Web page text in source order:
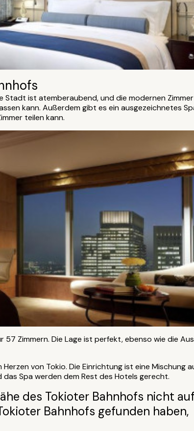
Stadt ist atemberaubend, und die modernen Zimmer
kann. Außerdem gibt es ein ausgezeichnetes
teilen kann.
Zimmern. Die Lage ist perfekt, ebenso wie die
von Tokio. Die Einrichtung ist eine Mischung
Spa werden dem Rest des Hotels gerecht.
des Tokioter Bahnhofs nicht auf
Bahnhofs gefunden haben,